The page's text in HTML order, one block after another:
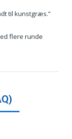
til kunstgræs.”
flere runde